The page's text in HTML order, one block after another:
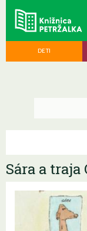
DETI
Sára a traja